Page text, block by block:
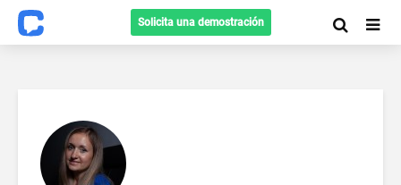
Solicita una demostración